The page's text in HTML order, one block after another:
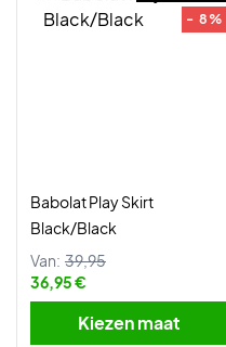
- 8%
Babolat Play Skirt
Black/Black
Van: 39,95
36,95 €
Kiezen maat